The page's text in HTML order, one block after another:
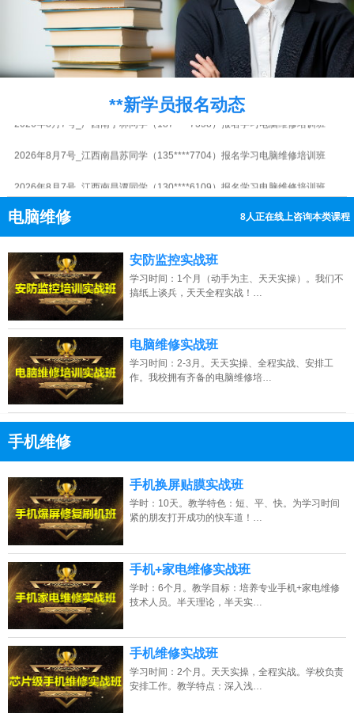
**新学员报名动态
2026年8月7号_浙江杭州吴同学（135****2859）报名学习电脑维修培训班
2026年8月7号_浙江杭州张同学（158****2124）报名学习电脑维修培训班
2026年8月7号_广西南宁林同学（187****7358）报名学习电脑维修培训班
2026年8月7号_陕西西安陈同学（132****2815）报名学习电脑维修培训班
2026年8月7号_江苏南京吴同学（133****1593）报名学习电脑维修培训班
电脑维修 8人正在线上咨询本类课程
点击免费咨询电话：13807313137
安防监控实战班
学习时间：1个月（动手为主、天天实操）。我们不
搞纸上谈兵，天天全程实战！…
电脑维修实战班
学习时间：2-3月。天天实操、全程实战、安排工
作。我校拥有齐备的电脑维修培…
手机维修
点击免费咨询电话：13807313137
手机换屏贴膜实战班
学时：10天。教学特色：短、平、快。为学习时间
紧的朋友打开成功的快车道！…
手机+家电维修实战班
学时：6个月。教学目标：培养专业手机+家电维修
技术人员。半天理论，半天实…
手机维修实战班
学习时间：2个月。天天实操，全程实战。学校负责
安排工作。教学特点：深入浅…